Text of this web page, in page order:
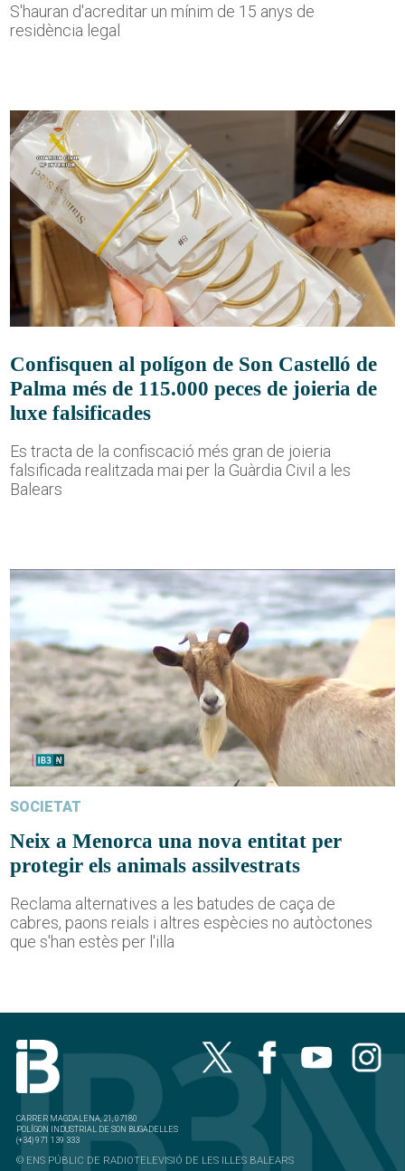
S'hauran d'acreditar un mínim de 15 anys de
residència legal
Confisquen al polígon de Son Castelló de
Palma més de 115.000 peces de joieria de
luxe falsificades
Es tracta de la confiscació més gran de joieria
falsificada realitzada mai per la Guàrdia Civil a les
Balears
SOCIETAT
Neix a Menorca una nova entitat per
protegir els animals assilvestrats
Reclama alternatives a les batudes de caça de
cabres, paons reials i altres espècies no autòctones
que s'han estès per l'illa
CARRER MAGDALENA, 21, 07180
POLÍGON INDUSTRIAL DE SON BUGADELLES
(+34) 971 139 333
© ENS PÚBLIC DE RADIOTELEVISIÓ DE LES ILLES BALEARS